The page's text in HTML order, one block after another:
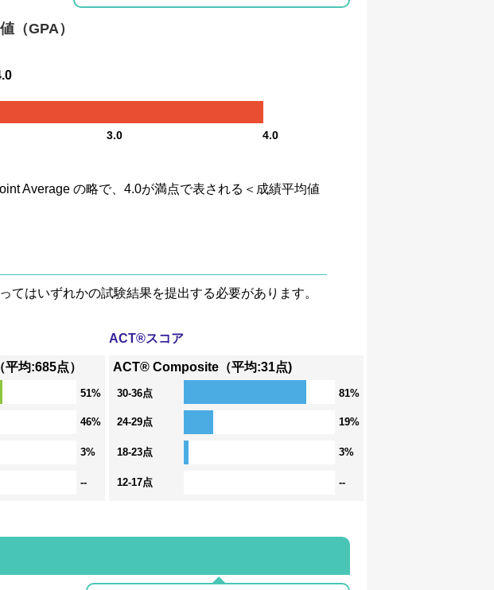
（GPA）
3.0 4.0
Average の略で、4.0が満点で表される＜成績平均値
はいずれかの試験結果を提出する必要があります。
均:685点）
51%
46%
3%
--
ACT®スコア
ACT® Composite（平均:31点)
30-36点 81%
24-29点 19%
18-23点 3%
12-17点 --